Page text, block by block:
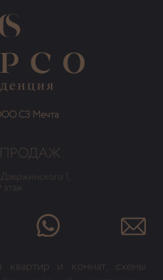
СЗ Мечта
1,
этаж
квартир и комнат, схемы